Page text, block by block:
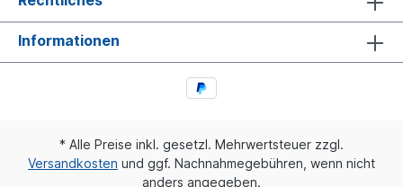
Informationen
* Alle Preise inkl. gesetzl. Mehrwertsteuer zzgl.
Versandkosten und ggf. Nachnahmegebühren, wenn nicht
anders angegeben.